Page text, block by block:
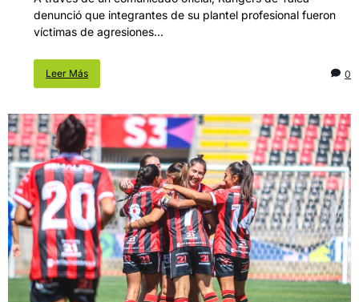
denunció que integrantes de su plantel profesional fueron
víctimas de agresiones...
Leer Más 0